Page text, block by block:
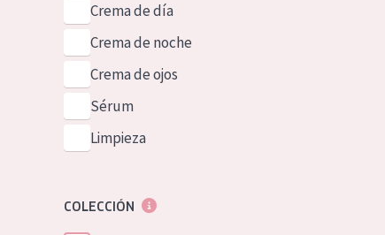
Crema de día
Crema de noche
Crema de ojos
Sérum
Limpieza
COLECCIÓN